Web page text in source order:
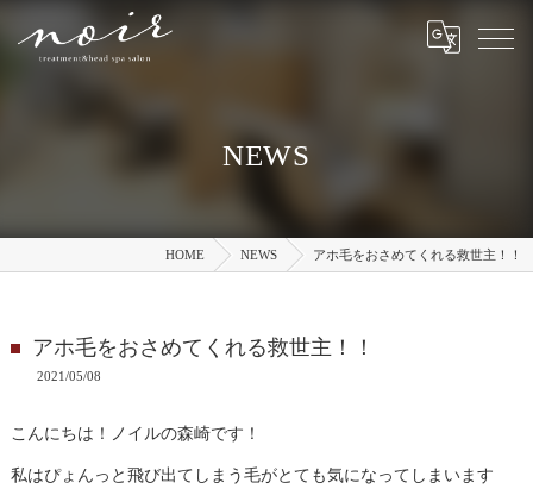
NEWS
HOME NEWS アホ毛をおさめてくれる救世主！！
アホ毛をおさめてくれる救世主！！
2021/05/08
こんにちは！ノイルの森崎です！
私はぴょんっと飛び出てしまう毛がとても気になってしまいます